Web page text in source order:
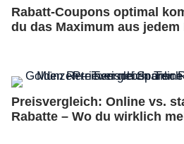
Rabatt-Coupons optimal
du das Maximum aus
Preisvergleich: Online vs.
Rabatte – Wo du wirklich